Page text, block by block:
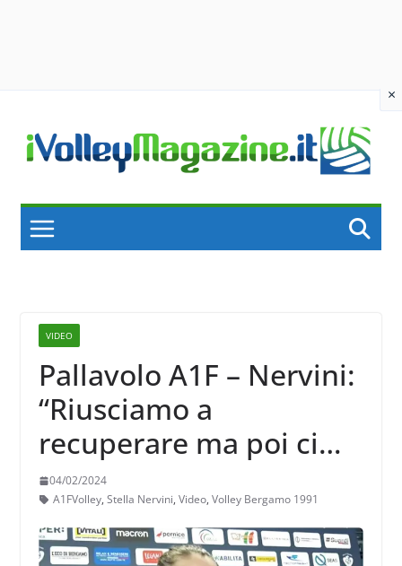
×
content
VIDEO
Pallavolo A1F – Nervini:
“Riusciamo a
recuperare ma poi ci
manca sempre quel
qualcosa in più per
scappare via”
04/02/2024
A1FVolley, Stella Nervini, Video, Volley Bergamo 1991